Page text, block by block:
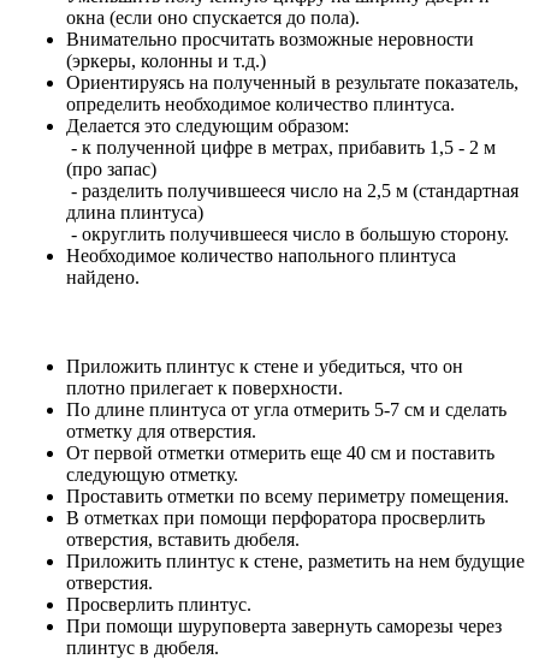
окна (если оно спускается до пола).
Внимательно просчитать возможные неровности
(эркеры, колонны и т.д.)
Ориентируясь на полученный в результате показатель,
определить необходимое количество плинтуса.
Делается это следующим образом:
- к полученной цифре в метрах, прибавить 1,5 - 2 м
(про запас)
- разделить получившееся число на 2,5 м (стандартная
длина плинтуса)
- округлить получившееся число в большую сторону.
Необходимое количество напольного плинтуса
найдено.
Приложить плинтус к стене и убедиться, что он
плотно прилегает к поверхности.
По длине плинтуса от угла отмерить 5-7 см и сделать
отметку для отверстия.
От первой отметки отмерить еще 40 см и поставить
следующую отметку.
Проставить отметки по всему периметру помещения.
В отметках при помощи перфоратора просверлить
отверстия, вставить дюбеля.
Приложить плинтус к стене, разметить на нем будущие
отверстия.
Просверлить плинтус.
При помощи шуруповерта завернуть саморезы через
плинтус в дюбеля.